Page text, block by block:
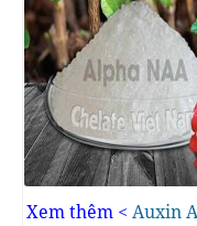
Xem thêm < Auxin